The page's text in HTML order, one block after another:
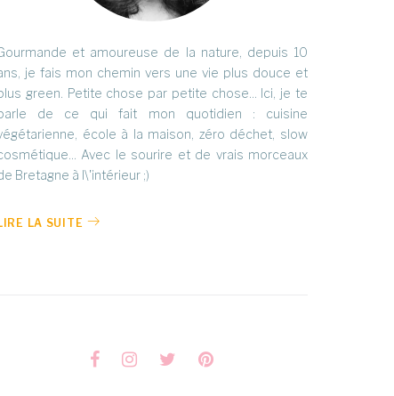
et amoureuse de la nature, depuis 10
je fais mon chemin vers une vie plus douce et
green. Petite chose par petite chose... Ici, je te
de ce qui fait mon quotidien : cuisine
école à la maison, zéro déchet, slow
Avec le sourire et de vrais morceaux
Bretagne à l\'intérieur ;)
LA SUITE